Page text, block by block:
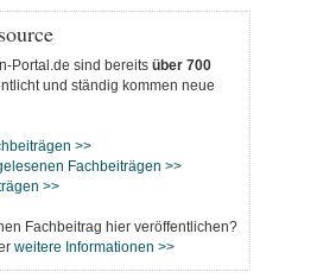
Portal.de sind bereits über 700
und ständig kommen neue
>>
Fachbeiträgen >>
>>
Fachbeitrag hier veröffentlichen?
weitere Informationen >>